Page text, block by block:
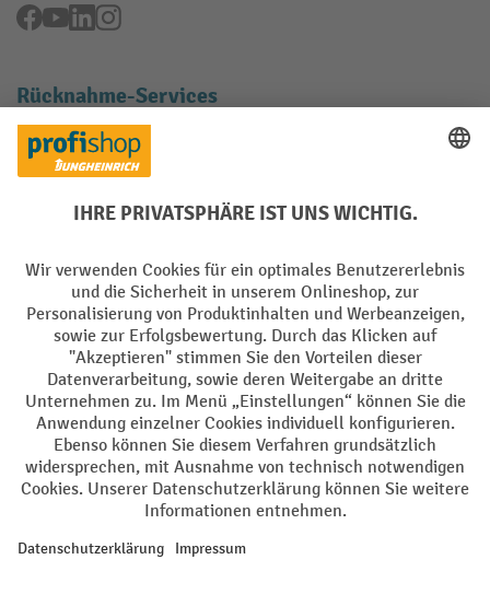
Facebook
YouTubeLinkedInInstagram
Rücknahme-Services
Elektrogeräte Rückname
Batterie Rückname
Impressum Datenschutz
Barrierefreiheit Grounding Page Privacy Settings
Alle Preise exkl. gesetzl. Mehrwertsteuer zzgl.Versandkostenund ggf.
Nachnahmegebühren, wenn nicht anders angegeben.
¹ Der Rabatt gilt so lange der Vorrat reicht. Der Rabatt gilt nicht auf
oder Gutscheinen ist nicht möglich. | ² Der Rabatt wird einmalig bei